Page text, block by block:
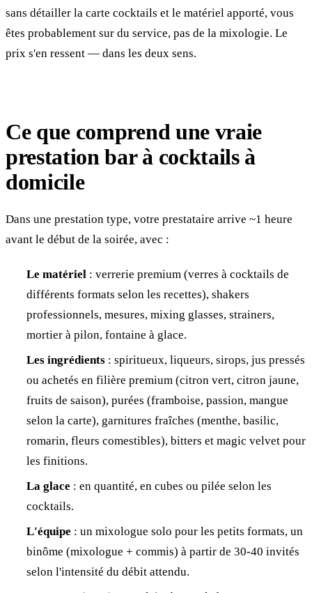
sans détailler la carte cocktails et le matériel apporté, vous
êtes probablement sur du service, pas de la mixologie. Le
prix s'en ressent — dans les deux sens.
Ce que comprend une vraie
prestation bar à cocktails à
domicile
Dans une prestation type, votre prestataire arrive ~1 heure
avant le début de la soirée, avec :
Le matériel: verrerie premium (verres à cocktails de
différents formats selon les recettes), shakers
professionnels, mesures, mixing glasses, strainers,
mortier à pilon, fontaine à glace.
Les ingrédients: spiritueux, liqueurs, sirops, jus pressés
ou achetés en filière premium (citron vert, citron jaune,
fruits de saison), purées (framboise, passion, mangue
selon la carte), garnitures fraîches (menthe, basilic,
romarin, fleurs comestibles), bitters et magic velvet pour
les finitions.
La glace : en quantité, en cubes ou pilée selon les
cocktails.
L'équipe : un mixologue solo pour les petits formats, un
binôme (mixologue + commis) à partir de 30-40 invités
selon l'intensité du débit attendu.